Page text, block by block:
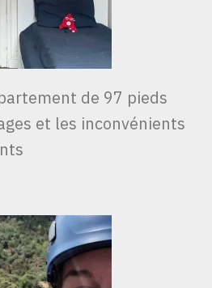
de 97 pieds
et les inconvénients